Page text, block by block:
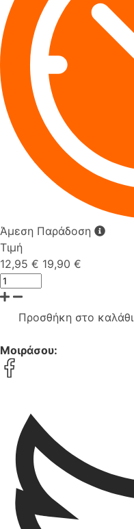
Άμεση Παράδοση
Τιμή
12,95 € 19,90 €
Προσθήκη στο καλάθι
Μοιράσου: